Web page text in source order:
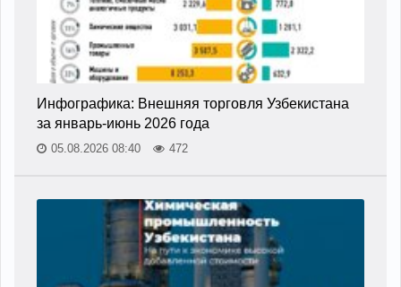
Инфографика: Внешняя торговля Узбекистана
за январь-июнь 2026 года
05.08.2026 08:40 472